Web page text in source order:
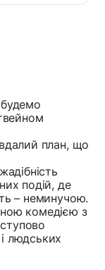
план, що
подій, де
– неминучою.
комедією з
людських